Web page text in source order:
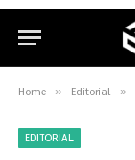
Home » Editorial »
EDITORIAL